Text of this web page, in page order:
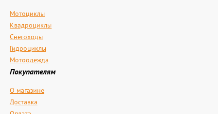
Мотоциклы
Квадроциклы
Снегоходы
Гидроциклы
Мотоодежда
Покупателям
О магазине
Доставка